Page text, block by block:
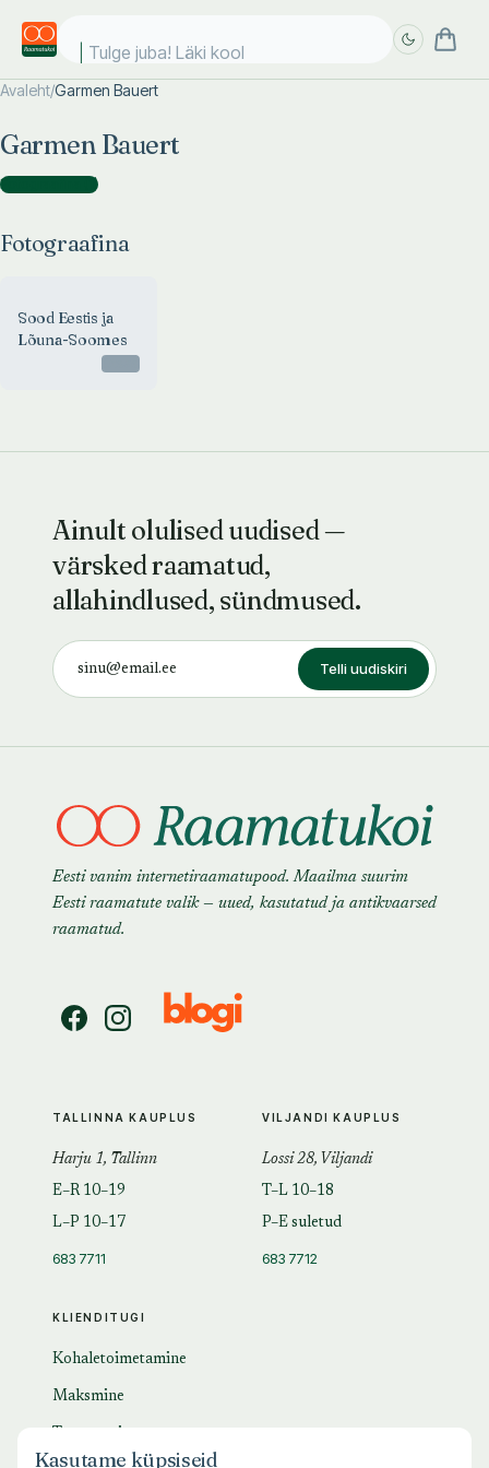
Tulge juba! Läki kooli
Avaleht/Garmen Bauert
Garmen Bauert
Fotograafina )
Fotograafina
Sood Eestis ja
Lõuna-Soomes
Ainult olulised uudised —
värsked raamatud,
allahindlused, sündmused.
Telli uudiskiri
Eesti vanim internetiraamatupood. Maailma suurim
Eesti raamatute valik — uued, kasutatud ja antikvaarsed
raamatud.
KLIENDITUGI
Kohaletoimetamine
Maksmine
TALLINNA KAUPLUS
Harju 1, Tallinn
E–R 10–19
L–P 10–17
683 7711
VILJANDI KAUPLUS
Lossi 28, Viljandi
T–L 10–18
P–E suletud
683 7712
Kasutame küpsiseid